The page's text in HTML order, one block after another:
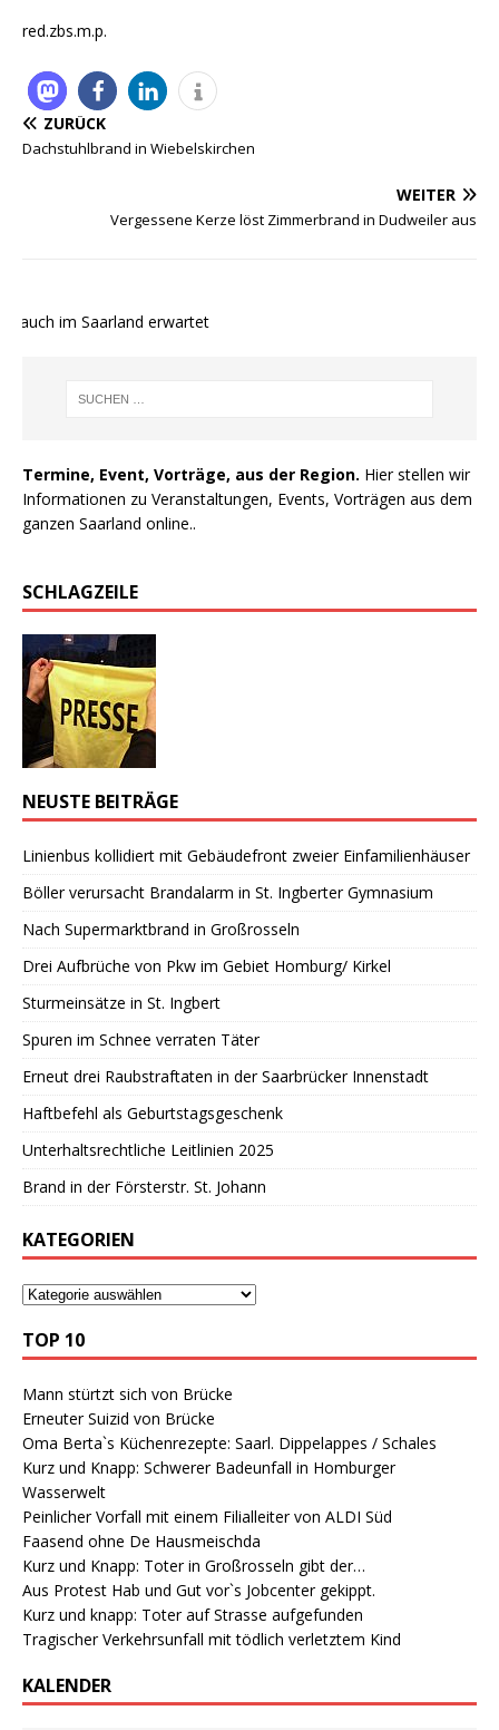
red.zbs.m.p.
ZURÜCK
Dachstuhlbrand in Wiebelskirchen
WEITER
Vergessene Kerze löst Zimmerbrand in Dudweiler aus
im Saarland erwartet
Termine, Event, Vorträge, aus der Region. Hier stellen wir
Informationen zu Veranstaltungen, Events, Vorträgen aus dem
ganzen Saarland online..
SCHLAGZEILE
NEUSTE BEITRÄGE
Linienbus kollidiert mit Gebäudefront zweier Einfamilienhäuser
Böller verursacht Brandalarm in St. Ingberter Gymnasium
Nach Supermarktbrand in Großrosseln
Drei Aufbrüche von Pkw im Gebiet Homburg/ Kirkel
Sturmeinsätze in St. Ingbert
Spuren im Schnee verraten Täter
Erneut drei Raubstraftaten in der Saarbrücker Innenstadt
Haftbefehl als Geburtstagsgeschenk
Unterhaltsrechtliche Leitlinien 2025
Brand in der Försterstr. St. Johann
KATEGORIEN
TOP 10
Mann stürtzt sich von Brücke
Erneuter Suizid von Brücke
Oma Berta`s Küchenrezepte: Saarl. Dippelappes / Schales
Kurz und Knapp: Schwerer Badeunfall in Homburger
Wasserwelt
Peinlicher Vorfall mit einem Filialleiter von ALDI Süd
Faasend ohne De Hausmeischda
Kurz und Knapp: Toter in Großrosseln gibt der…
Aus Protest Hab und Gut vor`s Jobcenter gekippt.
Kurz und knapp: Toter auf Strasse aufgefunden
Tragischer Verkehrsunfall mit tödlich verletztem Kind
KALENDER